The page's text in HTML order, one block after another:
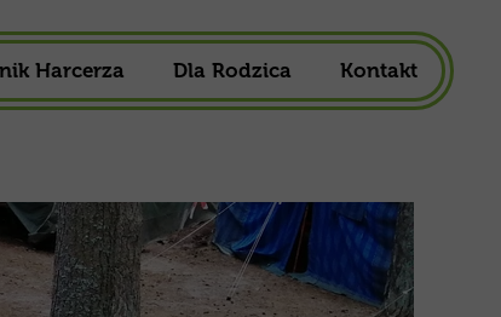
Harcerza Dla Rodzica
Składka Członkowska
Mundur Harcerski
Kontakt